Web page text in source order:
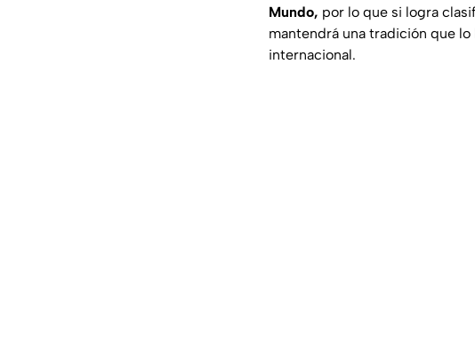
Mundo, por lo que si logra
mantendrá una tradición que
internacional.